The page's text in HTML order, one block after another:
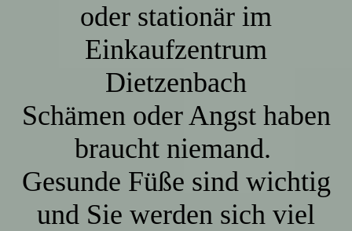
oder stationär im
Einkaufzentrum
Dietzenbach
Schämen oder Angst haben
braucht niemand.
Gesunde Füße sind wichtig
und Sie werden sich viel